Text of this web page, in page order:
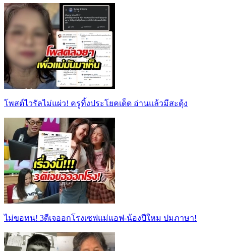
โพสต์ไวรัลไม่แผ่ว! ครูทิ้งประโยคเด็ด อ่านแล้วมีสะดุ้ง
ไม่ขอทน! 3ดีเจออกโรงเซฟแม่แอฟ-น้องปีใหม ปมภาษา!